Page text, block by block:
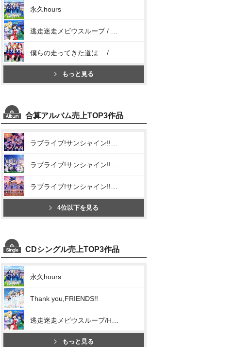
永久hours
もっと見る
合算アルバム売上TOP3作品
4位以下を見る
CDシングル売上TOP3作品
永久hours
Thank you,FRIENDS!!
もっと見る